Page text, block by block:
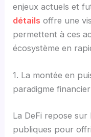
enjeux actuels et
détails offre une
permettent à ces
écosystème en
1. La montée en
paradigme financier
La DeFi repose sur
publiques pour